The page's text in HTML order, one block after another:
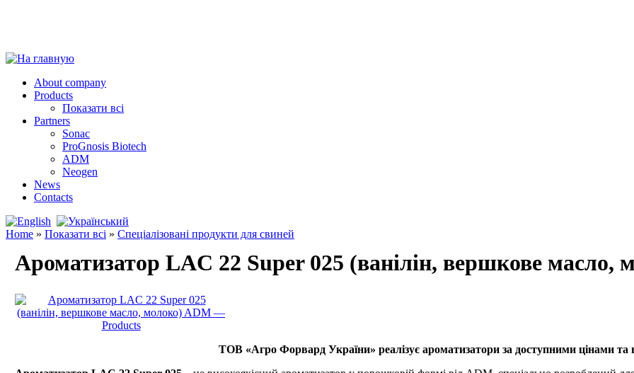
About company
Products
Показати всі
Partners
Sonac
ProGnosis Biotech
ADM
Neogen
News
Contacts
Home » Показати всі » Спеціалізовані продукти для свиней
Ароматизатор LAC 22 Super 025 (ванілін, вершкове масло,
ТОВ «Агро Форвард України» реалізує ароматизатори за доступними цінами та